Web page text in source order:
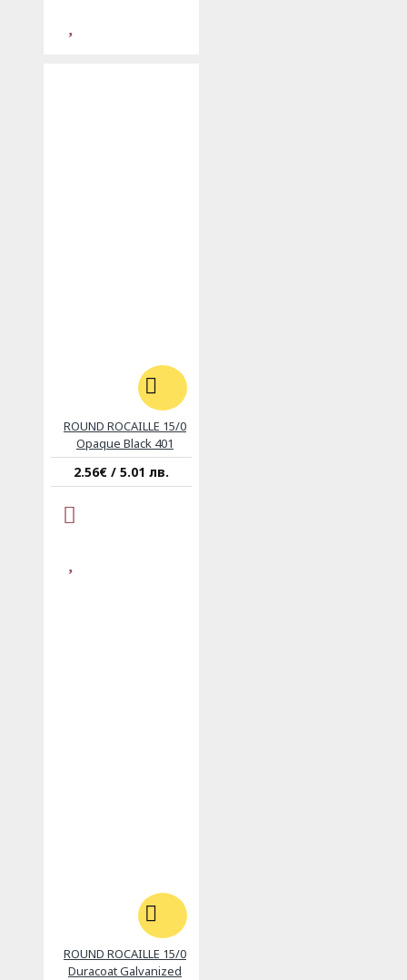
ROUND ROCAILLE 15/0
Opaque Black 401
2.56€ / 5.01 лв.
ROUND ROCAILLE 15/0
Duracoat Galvanized